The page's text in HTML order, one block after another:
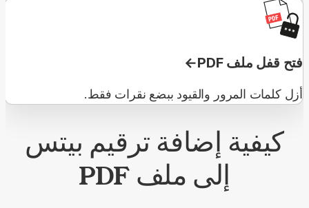
فتح قفل ملف PDF
أزل كلمات المرور والقيود ببضع نقرات فقط.
كيفية إضافة ترقيم بيتس
إلى ملف PDF